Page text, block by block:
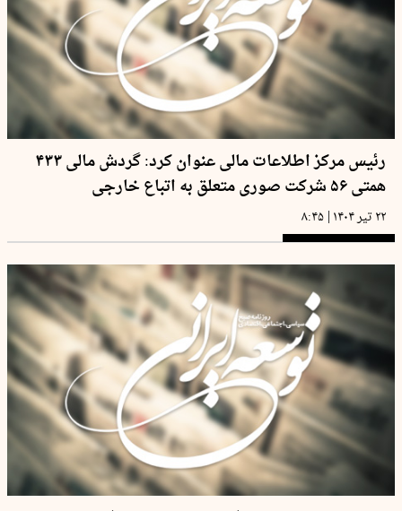
رئیس مرکز اطلاعات مالی عنوان کرد: گردش مالی ۴۳۳
همتی ۵۶ شرکت صوری متعلق به اتباع خارجی
۲۲ تیر ۱۴۰۴ | ۸:۴۵